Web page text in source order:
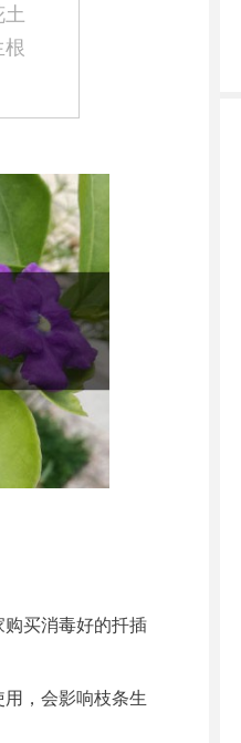
土
买消毒好的扦插
，会影响枝条生